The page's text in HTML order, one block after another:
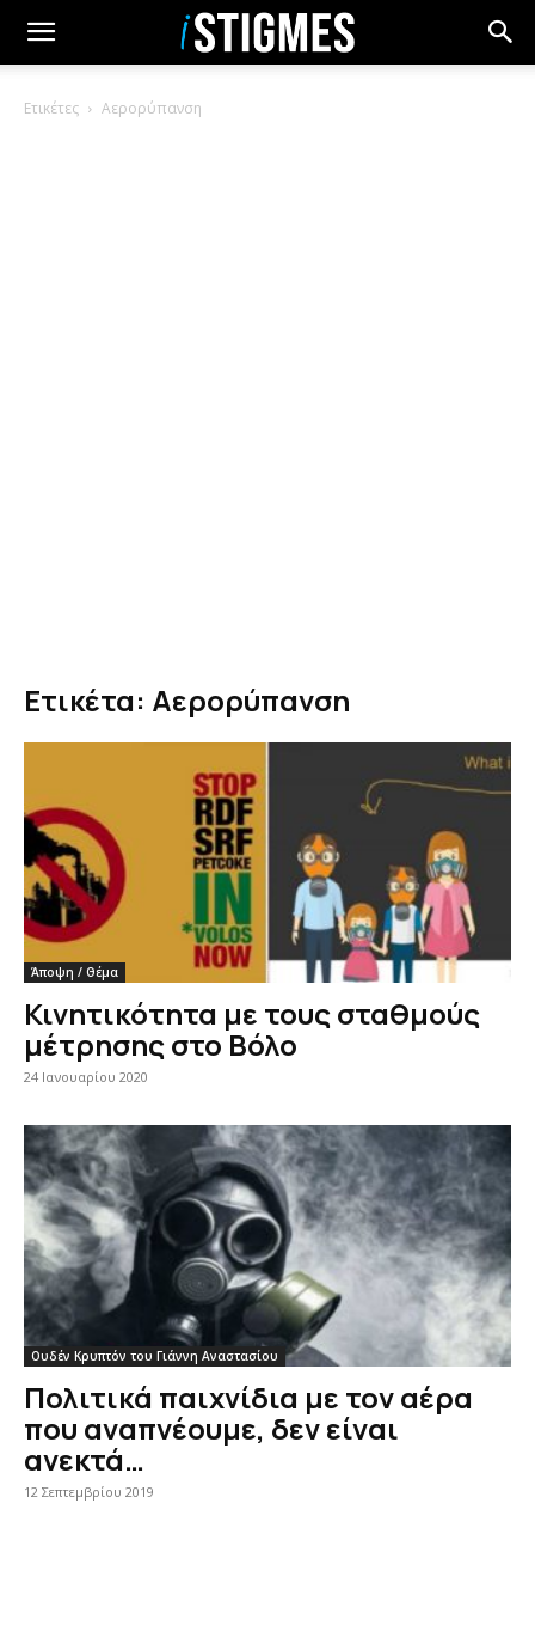
Ετικέτες Αερορύπανση
Ετικέτα: Αερορύπανση
Άποψη / Θέμα
Κινητικότητα με τους σταθμούς
μέτρησης στο Βόλο
24 Ιανουαρίου 2020
Ουδέν Κρυπτόν του Γιάννη Αναστασίου
Πολιτικά παιχνίδια με τον αέρα
που αναπνέουμε, δεν είναι
ανεκτά…
12 Σεπτεμβρίου 2019